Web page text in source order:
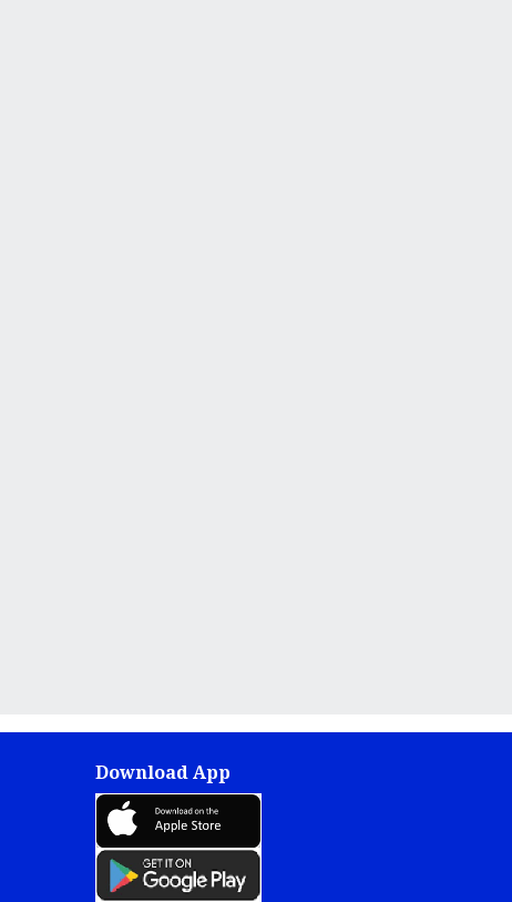
Download App